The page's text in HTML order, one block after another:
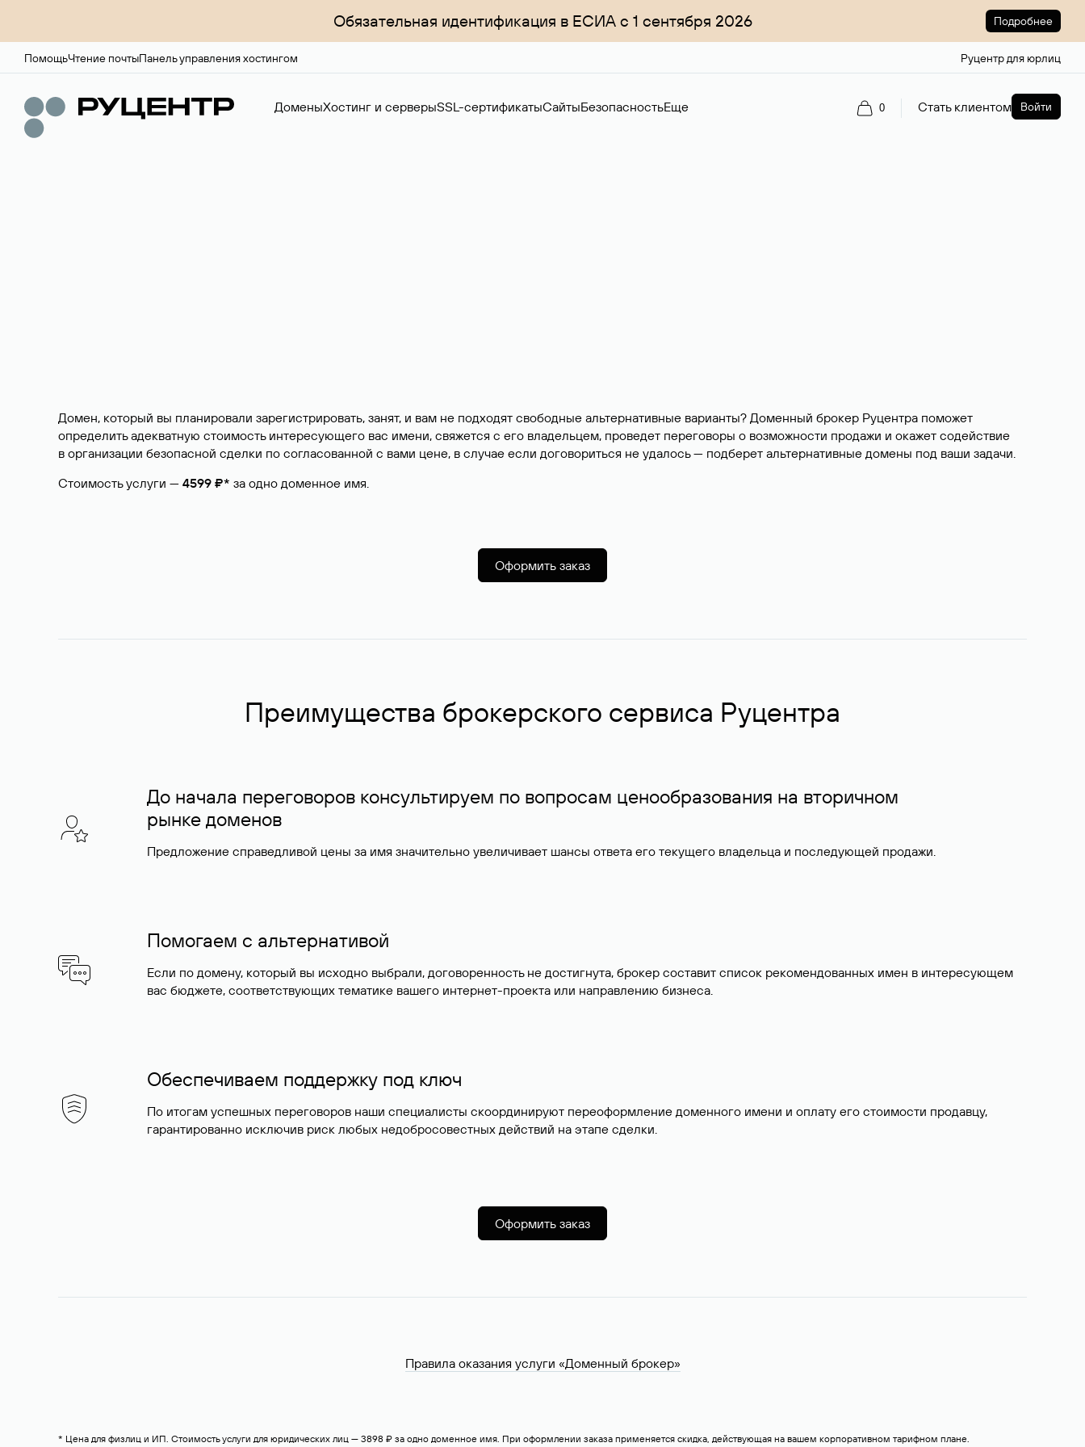
Обязательная идентификация в ЕСИА с 1 сентября 2026 Подробнее
ПомощьЧтение почтыПанель управления хостингом Руцентр для юрлиц
ДоменыХостинг и серверыSSL-сертификатыСайтыБезопасностьЕще 0 Стать клиентом Войти
Домен, который вы планировали зарегистрировать, занят, и вам не подходят свободные альтернативные варианты? Доменный брокер Руцентра поможет
определить адекватную стоимость интересующего вас имени, свяжется с его владельцем, проведет переговоры о возможности продажи и окажет содействие
в организации безопасной сделки по согласованной с вами цене, в случае если договориться не удалось — подберет альтернативные домены под ваши задачи.
Стоимость услуги — 4599 ₽* за одно доменное имя.
Оформить заказ
Преимущества брокерского сервиса Руцентра
До начала переговоров консультируем по вопросам ценообразования на вторичном
рынке доменов
Предложение справедливой цены за имя значительно увеличивает шансы ответа его текущего владельца и последующей продажи.
Помогаем с альтернативой
Если по домену, который вы исходно выбрали, договоренность не достигнута, брокер составит список рекомендованных имен в интересующем
вас бюджете, соответствующих тематике вашего интернет-проекта или направлению бизнеса.
Обеспечиваем поддержку под ключ
По итогам успешных переговоров наши специалисты скоординируют переоформление доменного имени и оплату его стоимости продавцу,
гарантированно исключив риск любых недобросовестных действий на этапе сделки.
Оформить заказ
Правила оказания услуги «Доменный брокер»
* Цена для физлиц и ИП. Стоимость услуги для юридических лиц — 3898 ₽ за одно доменное имя. При оформлении заказа применяется скидка, действующая на вашем корпоративном тарифном плане.